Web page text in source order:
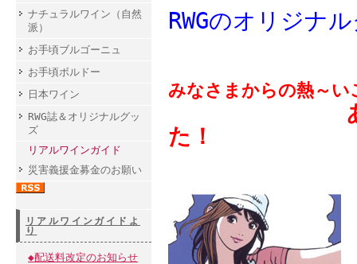
ナチュラルワイン（自然
派）
お手頃ブルゴーニュ
お手頃ボルドー
日本ワイン
RWG誌＆オリジナルグッ
ズ
リアルワインガイド
災害義援金募金のお願い
リアルワインガイドよ
り
◆配送料改定のお知らせ
RWGのオリジナ
みなさまからの熱～い
あのTシャ
た！